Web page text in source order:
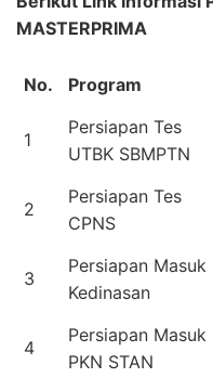
MASTERPRIMA
No. Program
1
Persiapan Tes
UTBK SBMPTN
2
Persiapan Tes
CPNS
3
Persiapan Masuk
Kedinasan
4
Persiapan Masuk
PKN STAN